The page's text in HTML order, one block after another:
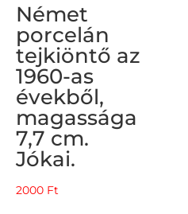
Német
porcelán
tejkiöntő az
1960-as
évekből,
magassága
7,7 cm.
Jókai.
2000 Ft